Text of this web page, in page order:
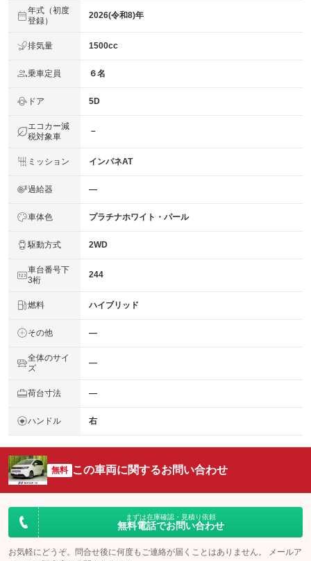
年式（初度
登録）
2026(令和8)年
排気量 1500cc
乗車定員 ６名
ドア 5D
エコカー減
税対象車
－
ミッション インパネAT
過給器 ―
車体色 プラチナホワイト・パール
駆動方式 2WD
車台番号下
3桁
244
燃料 ハイブリッド
その他 ―
全体のサイ
ズ
―
荷台寸法 ―
ハンドル 右
無料 この車両に関するお問い合わせ
まずは在庫確認・見積り依頼
無料電話でお問い合わせ
お気軽にどうぞ。問合せ後に何度もご連絡が届くことはありません。 メールア